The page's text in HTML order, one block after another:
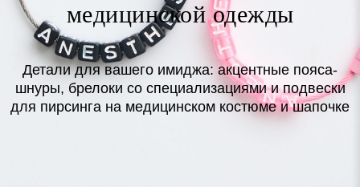
медицинской одежды
Детали для вашего имиджа: акцентные пояса-
шнуры, брелоки со специализациями и подвески
для пирсинга на медицинском костюме и шапочке